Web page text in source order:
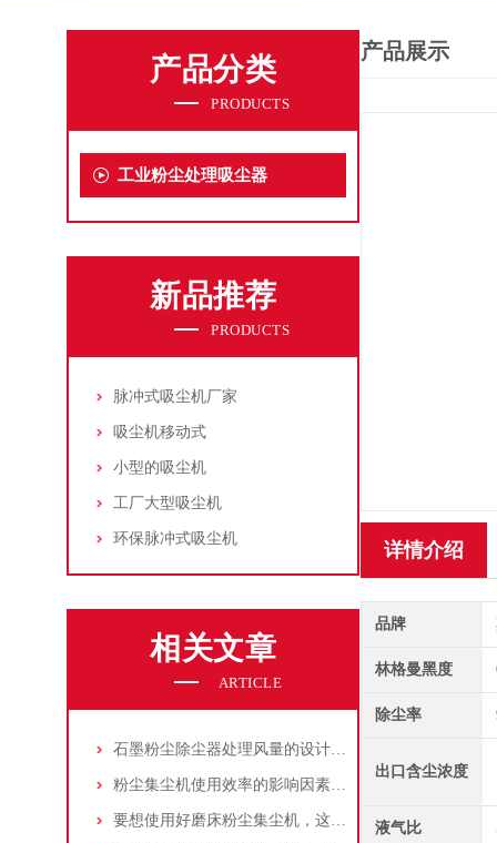
产品分类
PRODUCTS
工业粉尘处理吸尘器
新品推荐
PRODUCTS
脉冲式吸尘机厂家
吸尘机移动式
小型的吸尘机
工厂大型吸尘机
环保脉冲式吸尘机
相关文章
ARTICLE
石墨粉尘除尘器处理风量的设计，你了解多少
粉尘集尘机使用效率的影响因素及改进措施
要想使用好磨床粉尘集尘机，这些条件可不能少
产品展示
详情介绍
品牌
林格曼黑度
除尘率
出口含尘浓度
液气比